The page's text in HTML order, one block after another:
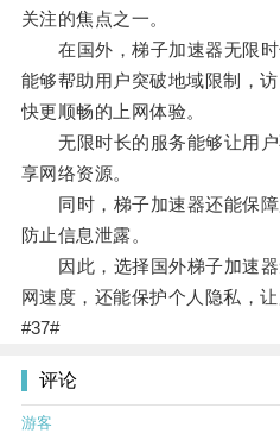
关注的焦点之一。
在国外，梯子加速器无限时
能够帮助用户突破地域限制，
快更顺畅的上网体验。
无限时长的服务能够让用户
享网络资源。
同时，梯子加速器还能保障
防止信息泄露。
因此，选择国外梯子加速器
网速度，还能保护个人隐私，
#37#
评论
游客